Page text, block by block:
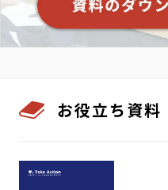
お役立ち資料